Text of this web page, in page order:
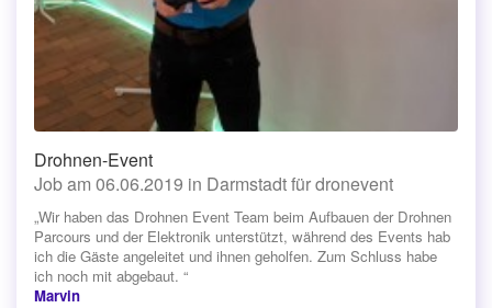
Drohnen-Event
Job am 06.06.2019 in Darmstadt für dronevent
„Wir haben das Drohnen Event Team beim Aufbauen der Drohnen
Parcours und der Elektronik unterstützt, während des Events hab
ich die Gäste angeleitet und ihnen geholfen. Zum Schluss habe
ich noch mit abgebaut. “
Marvin